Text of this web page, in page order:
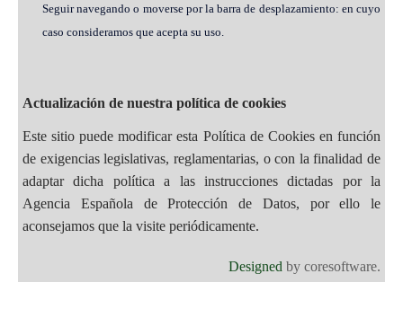
Seguir navegando o moverse por la barra de desplazamiento: en cuyo
caso consideramos que acepta su uso.
Actualización de nuestra política de cookies
Este sitio puede modificar esta Política de Cookies en función
de exigencias legislativas, reglamentarias, o con la finalidad de
adaptar dicha política a las instrucciones dictadas por la
Agencia Española de Protección de Datos, por ello le
aconsejamos que la visite periódicamente.
Designed by coresoftware.